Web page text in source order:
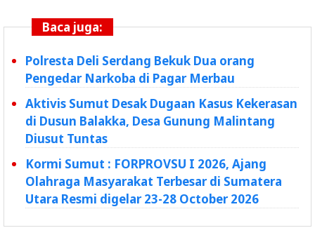
Baca juga:
Polresta Deli Serdang Bekuk Dua orang
Pengedar Narkoba di Pagar Merbau
Aktivis Sumut Desak Dugaan Kasus Kekerasan
di Dusun Balakka, Desa Gunung Malintang
Diusut Tuntas
Kormi Sumut : FORPROVSU I 2026, Ajang
Olahraga Masyarakat Terbesar di Sumatera
Utara Resmi digelar 23-28 October 2026